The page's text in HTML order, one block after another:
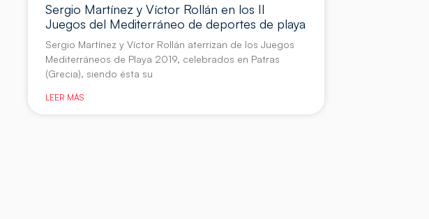
Sergio Martínez y Víctor Rollán en los II
Juegos del Mediterráneo de deportes de playa
Sergio Martínez y Víctor Rollán aterrizan de los Juegos
Mediterráneos de Playa 2019, celebrados en Patras
(Grecia), siendo ésta su
LEER MÁS